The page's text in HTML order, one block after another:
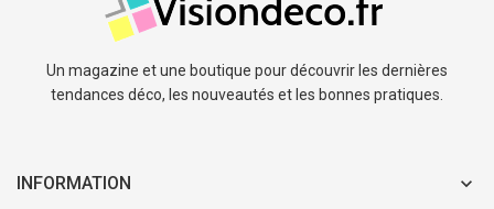
Un magazine et une boutique pour découvrir les dernières
tendances déco, les nouveautés et les bonnes pratiques.
INFORMATION